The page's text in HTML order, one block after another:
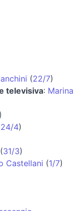
(22/7)
televisiva: Marina
)
24/4)
(31/3)
Castellani (1/7)